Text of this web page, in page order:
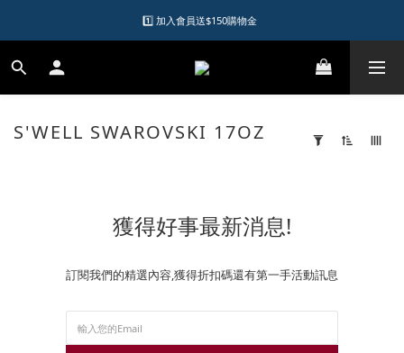
1️⃣ 加入會員送$150購物金
1️⃣ 加入會員送$150購物金
2️⃣ 購物滿千元再送升等購物金
1️⃣ 加入會員送$150購物金
S'WELL SWAROVSKI 17OZ
獲得好事最新消息!
訂閱我們的精選內容,獲得折扣碼還有第一手活動訊息